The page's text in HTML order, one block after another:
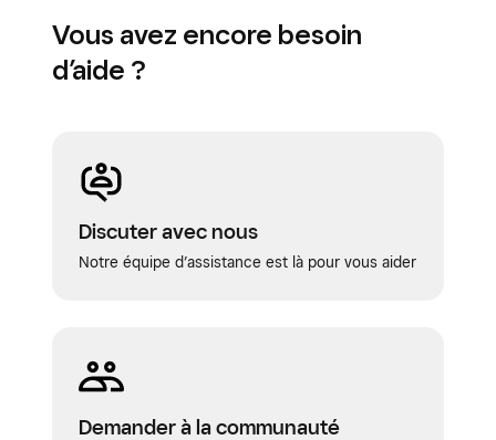
Vous avez encore besoin
d’aide ?
Discuter avec nous
Notre équipe d’assistance est là pour vous aider
Demander à la communauté